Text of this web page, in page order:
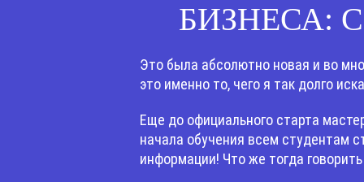
БИЗНЕСА:
Это была абсолютно новая и во
это именно то, чего я так долго
Еще до официального старта
начала обучения всем студентам
информации! Что же тогда